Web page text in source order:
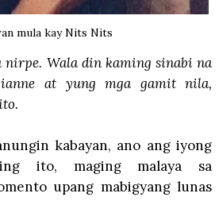
mula kay Nits Nits
Wala din kaming sinabi na
at yung mga gamit nila,
kabayan, ano ang iyong
ito, maging malaya sa
upang mabigyang lunas